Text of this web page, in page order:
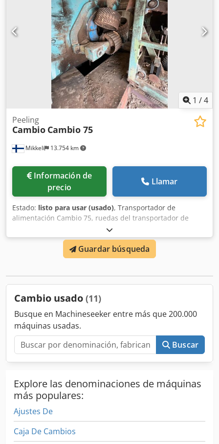
1 /4
Mikkeli 13.754 km
Peeling
Cambio Cambio 75
Información de
precio
Llamar
Estado: listo para usar (usado), Transportador de
alimentación Cambio 75, ruedas del transportador de
alimentación Crsdpov Irvuofx Aifef
Guardar búsqueda
Cambio usado (11)
Busque en Machineseeker entre más que 200.000
máquinas usadas.
Buscar
Explore las denominaciones de máquinas
más populares:
Ajustes De
Caja De Cambios